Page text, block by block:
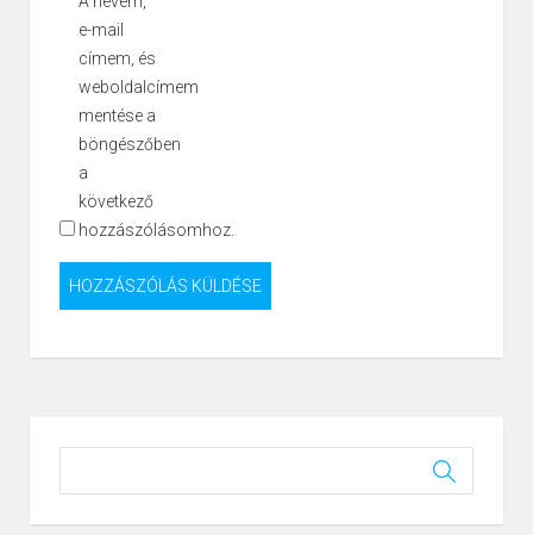
e-mail
címem, és
weboldalcímem
mentése a
böngészőben
a
következő
hozzászólásomhoz.